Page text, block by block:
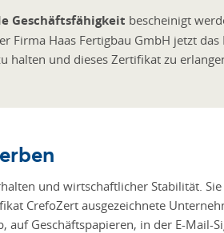
Geschäftsfähigkeit bescheinigt
Haas Fertigbau GmbH jetzt
und dieses Zertifikat zu
und wirtschaftlicher Stabilität.
CrefoZert ausgezeichnete
Geschäftspapieren, in der E-Mail-